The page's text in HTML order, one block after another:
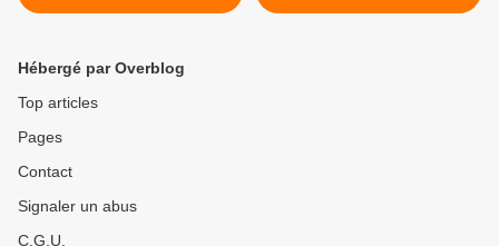
Hébergé par Overblog
Top articles
Pages
Contact
Signaler un abus
C.G.U.